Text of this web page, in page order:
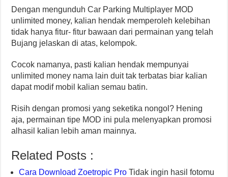
Dengan mengunduh Car Parking Multiplayer MOD
unlimited money, kalian hendak memperoleh kelebihan
tidak hanya fitur- fitur bawaan dari permainan yang telah
Bujang jelaskan di atas, kelompok.
Cocok namanya, pasti kalian hendak mempunyai
unlimited money nama lain duit tak terbatas biar kalian
dapat modif mobil kalian semau batin.
Risih dengan promosi yang seketika nongol? Hening
aja, permainan tipe MOD ini pula melenyapkan promosi
alhasil kalian lebih aman mainnya.
Related Posts :
Cara Download Zoetropic Pro Tidak ingin hasil fotomu